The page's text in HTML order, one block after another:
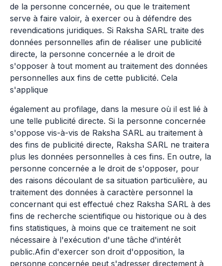
de la personne concernée, ou que le traitement
serve à faire valoir, à exercer ou à défendre des
revendications juridiques. Si Raksha SARL traite des
données personnelles afin de réaliser une publicité
directe, la personne concernée a le droit de
s'opposer à tout moment au traitement des données
personnelles aux fins de cette publicité. Cela
s'applique
également au profilage, dans la mesure où il est lié à
une telle publicité directe. Si la personne concernée
s'oppose vis-à-vis de Raksha SARL au traitement à
des fins de publicité directe, Raksha SARL ne traitera
plus les données personnelles à ces fins. En outre, la
personne concernée a le droit de s'opposer, pour
des raisons découlant de sa situation particulière, au
traitement des données à caractère personnel la
concernant qui est effectué chez Raksha SARL à des
fins de recherche scientifique ou historique ou à des
fins statistiques, à moins que ce traitement ne soit
nécessaire à l'exécution d'une tâche d'intérêt
public.Afin d'exercer son droit d'opposition, la
personne concernée peut s'adresser directement à